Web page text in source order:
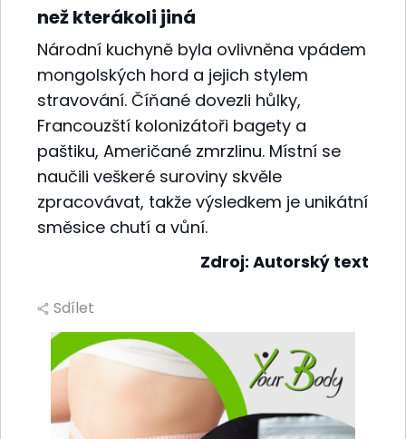
než kterákoli jiná
Národní kuchyně byla ovlivněna vpádem
mongolských hord a jejich stylem
stravování. Číňané dovezli hůlky,
Francouzští kolonizátoři bagety a
paštiku, Američané zmrzlinu. Místní se
naučili veškeré suroviny skvěle
zpracovávat, takže výsledkem je unikátní
směsice chutí a vůní.
Zdroj: Autorský text
Sdílet